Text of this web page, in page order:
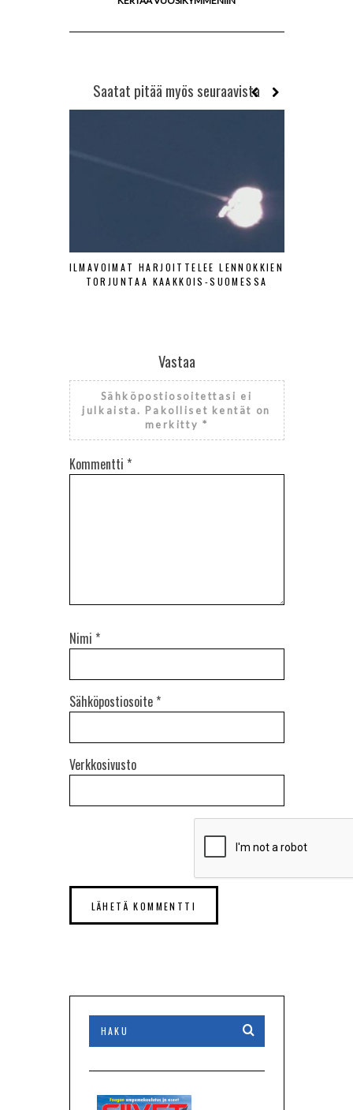
Saatat pitää myös seuraavista
ILMAVOIMAT HARJOITTELEE LENNOKKIEN
TORJUNTAA KAAKKOIS-SUOMESSA
Vastaa
Sähköpostiosoitettasi ei
julkaista. Pakolliset kentät on
merkitty *
Kommentti *
Nimi *
Sähköpostiosoite *
Verkkosivusto